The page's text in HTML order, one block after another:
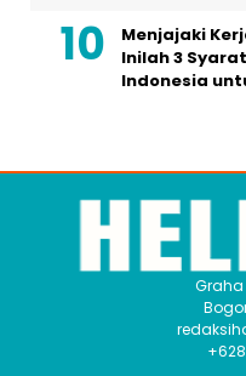
Menjajaki
Inilah 3
Indonesia
Graha